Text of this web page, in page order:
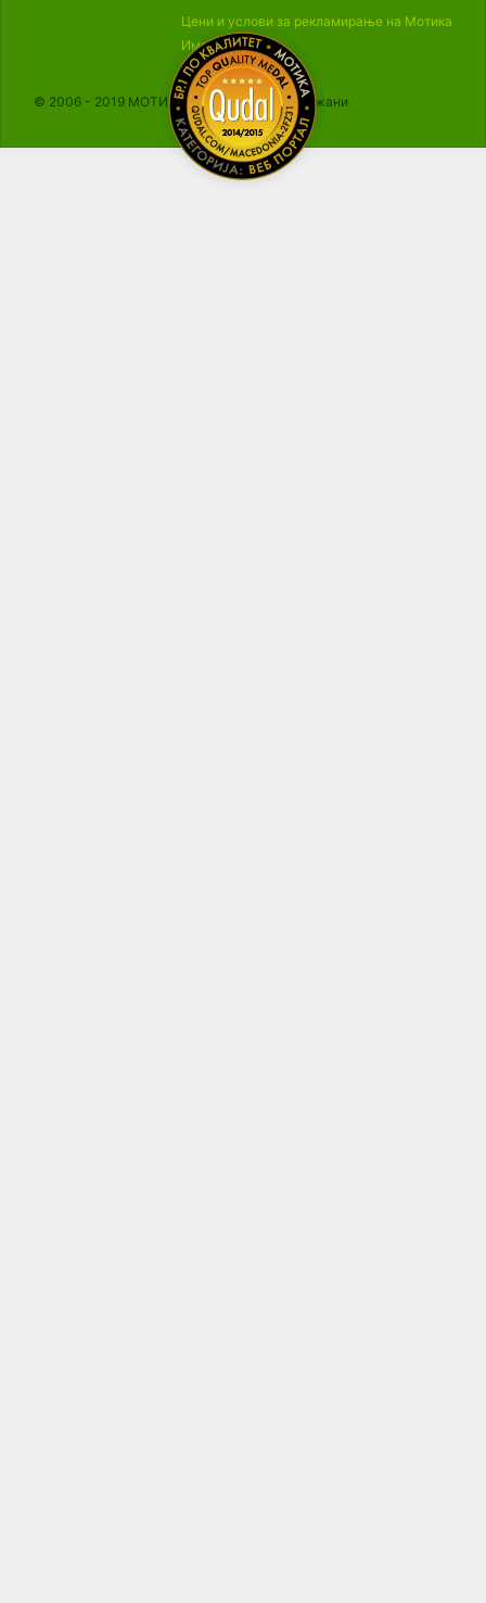
Цени и услови за рекламирање на Мотика
Импресум
© 2006 - 2019 МОТИКА, Сите права се задржани